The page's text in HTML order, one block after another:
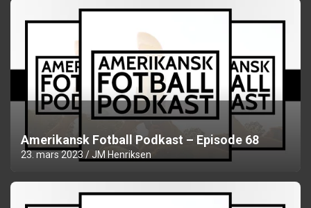
Amerikansk Fotball Podkast – Episode 68
23. mars 2023 JM Henriksen